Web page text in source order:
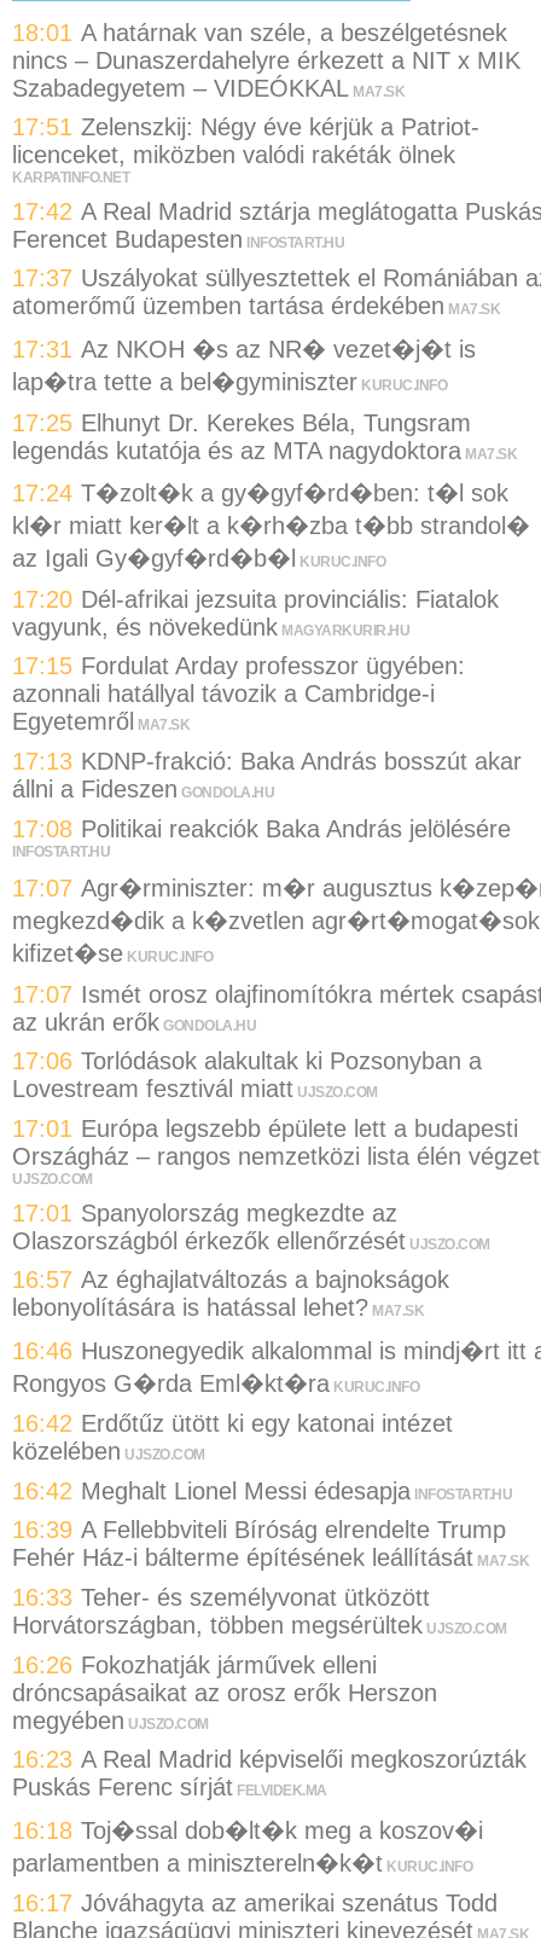
18:01 A határnak van széle, a beszélgetésnek
nincs – Dunaszerdahelyre érkezett a NIT x MIK
Szabadegyetem – VIDEÓKKAL MA7.SK
17:51 Zelenszkij: Négy éve kérjük a Patriot-
licenceket, miközben valódi rakéták ölnek
KARPATINFO.NET
17:42 A Real Madrid sztárja meglátogatta
Ferencet Budapesten INFOSTART.HU
17:37 Uszályokat süllyesztettek el Romániában
atomerőmű üzemben tartása érdekében MA7.SK
17:31 Az NKOH �s az NR� vezet�j�t is
lap�tra tette a bel�gyminiszter KURUC.INFO
17:25 Elhunyt Dr. Kerekes Béla, Tungsram
legendás kutatója és az MTA nagydoktora MA7.SK
17:24 T�zolt�k a gy�gyf�rd�ben: t�l sok
kl�r miatt ker�lt a k�rh�zba t�bb strandol�
az Igali Gy�gyf�rd�b�l
KURUC.INFO
17:20 Dél-afrikai jezsuita provinciális: Fiatalok
vagyunk, és növekedünk MAGYARKURIR.HU
17:15 Fordulat Arday professzor ügyében:
azonnali hatállyal távozik a Cambridge-i
Egyetemről
MA7.SK
17:13 KDNP-frakció: Baka András bosszút akar
állni a Fideszen GONDOLA.HU
17:08 Politikai reakciók Baka András jelölésére
INFOSTART.HU
17:07 Agr�rminiszter: m�r augusztus
megkezd�dik a k�zvetlen agr�rt�mogat�sok
kifizet�se KURUC.INFO
17:07 Ismét orosz olajfinomítókra mértek
az ukrán erők GONDOLA.HU
17:06 Torlódások alakultak ki Pozsonyban a
Lovestream fesztivál miatt UJSZO.COM
17:01 Európa legszebb épülete lett a budapesti
Országház – rangos nemzetközi lista élén
UJSZO.COM
17:01 Spanyolország megkezdte az
Olaszországból érkezők ellenőrzését UJSZO.COM
16:57 Az éghajlatváltozás a bajnokságok
lebonyolítására is hatással lehet? MA7.SK
16:46 Huszonegyedik alkalommal is mindj�rt itt
Rongyos G�rda Eml�kt�ra KURUC.INFO
16:42 Erdőtűz ütött ki egy katonai intézet
közelében UJSZO.COM
16:42 Meghalt Lionel Messi édesapja INFOSTART.HU
16:39 A Fellebbviteli Bíróság elrendelte Trump
Fehér Ház-i bálterme építésének leállítását MA7.SK
16:33 Teher- és személyvonat ütközött
Horvátországban, többen megsérültek UJSZO.COM
16:26 Fokozhatják járművek elleni
dróncsapásaikat az orosz erők Herszon
megyében UJSZO.COM
16:23 A Real Madrid képviselői megkoszorúzták
Puskás Ferenc sírját FELVIDEK.MA
16:18 Toj�ssal dob�lt�k meg a koszov�i
parlamentben a minisztereln�k�t KURUC.INFO
16:17 Jóváhagyta az amerikai szenátus Todd
Blanche igazságügyi miniszteri kinevezését